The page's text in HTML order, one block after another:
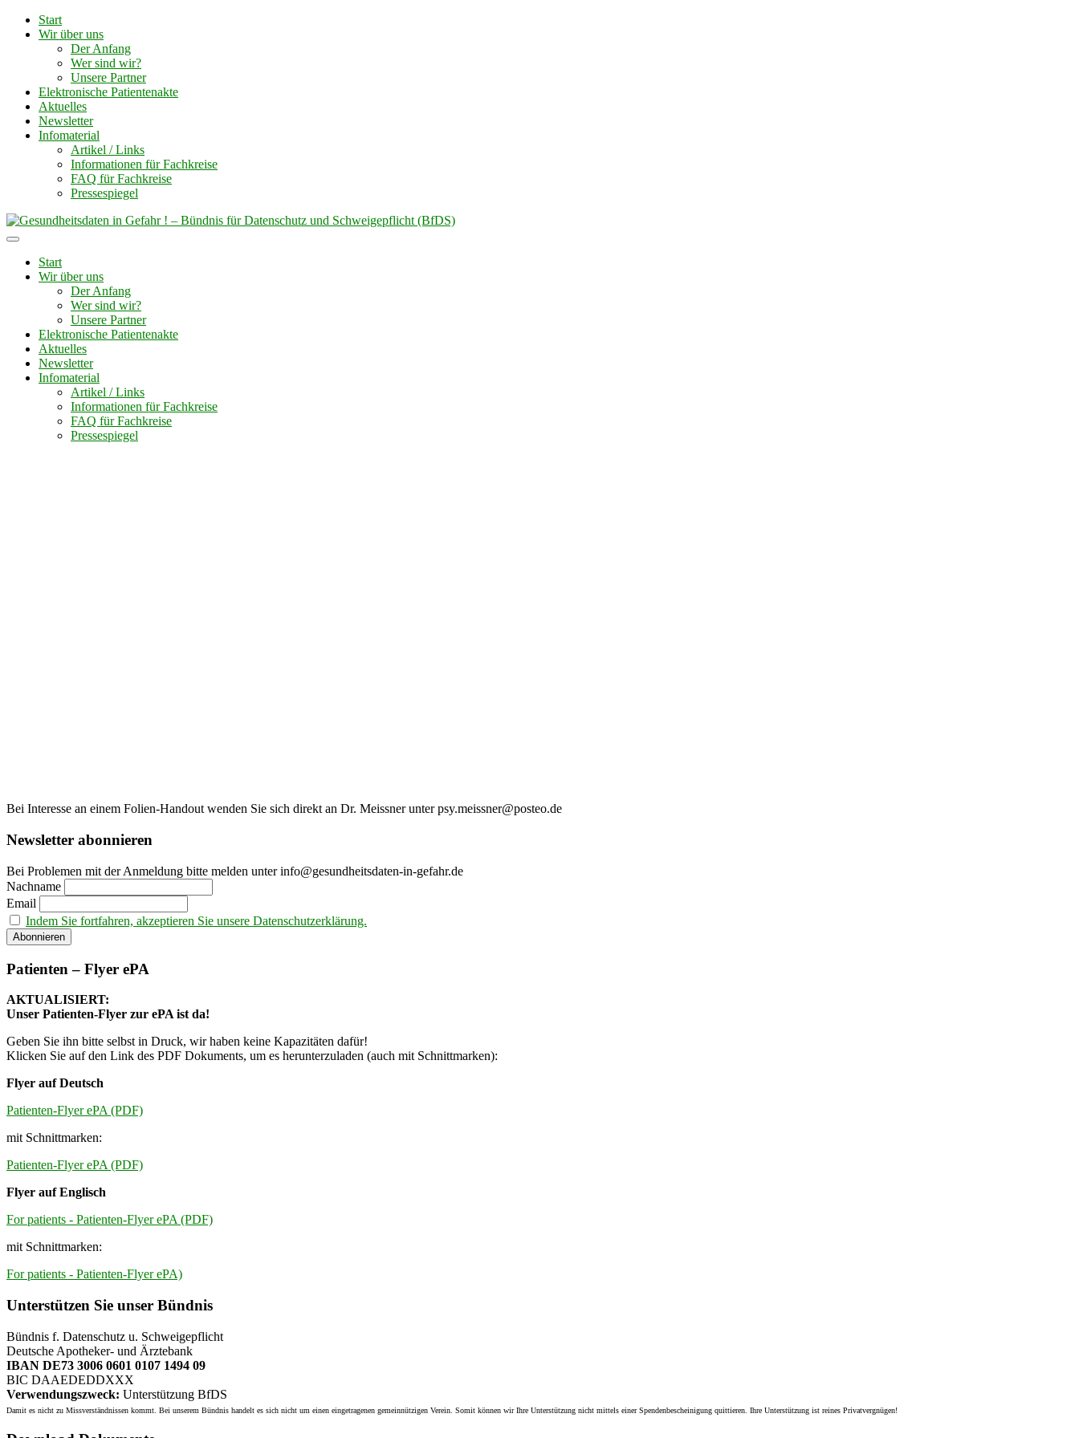
Zum
Inhalt
Start
Wir über uns
Der Anfang
Wer sind wir?
Unsere Partner
Elektronische Patientenakte
Aktuelles
Newsletter
Infomaterial
Artikel / Links
Informationen für Fachkreise
FAQ für Fachkreise
Pressespiegel
Start
Wir über uns
Der Anfang
Wer sind wir?
Unsere Partner
Elektronische Patientenakte
Aktuelles
Newsletter
Infomaterial
Artikel / Links
Informationen für Fachkreise
FAQ für Fachkreise
Pressespiegel
Bei Interesse an einem Folien-Handout wenden Sie sich direkt an Dr. Meissner unter psy.meissner@posteo.de
Newsletter abonnieren
Bei Problemen mit der Anmeldung bitte melden unter info@gesundheitsdaten-in-gefahr.de
Nachname
Email
Indem Sie fortfahren, akzeptieren Sie unsere Datenschutzerklärung.
Patienten – Flyer ePA
AKTUALISIERT:
Unser Patienten-Flyer zur ePA ist da!
Geben Sie ihn bitte selbst in Druck, wir haben keine Kapazitäten dafür!
Klicken Sie auf den Link des PDF Dokuments, um es herunterzuladen (auch mit Schnittmarken):
Flyer auf Deutsch
Patienten-Flyer ePA (PDF)
mit Schnittmarken:
Patienten-Flyer ePA (PDF)
Flyer auf Englisch
For patients - Patienten-Flyer ePA (PDF)
mit Schnittmarken:
For patients - Patienten-Flyer ePA)
Unterstützen Sie unser Bündnis
Bündnis f. Datenschutz u. Schweigepflicht
Deutsche Apotheker- und Ärztebank
IBAN DE73 3006 0601 0107 1494 09
BIC DAAEDEDDXXX
Verwendungszweck: Unterstützung BfDS
Damit es nicht zu Missverständnissen kommt. Bei unserem Bündnis handelt es sich nicht um einen eingetragenen gemeinnützigen Verein. Somit können wir Ihre Unterstützung nicht mittels einer Spendenbescheinigung quittieren. Ihre Unterstützung ist reines Privatvergnügen!